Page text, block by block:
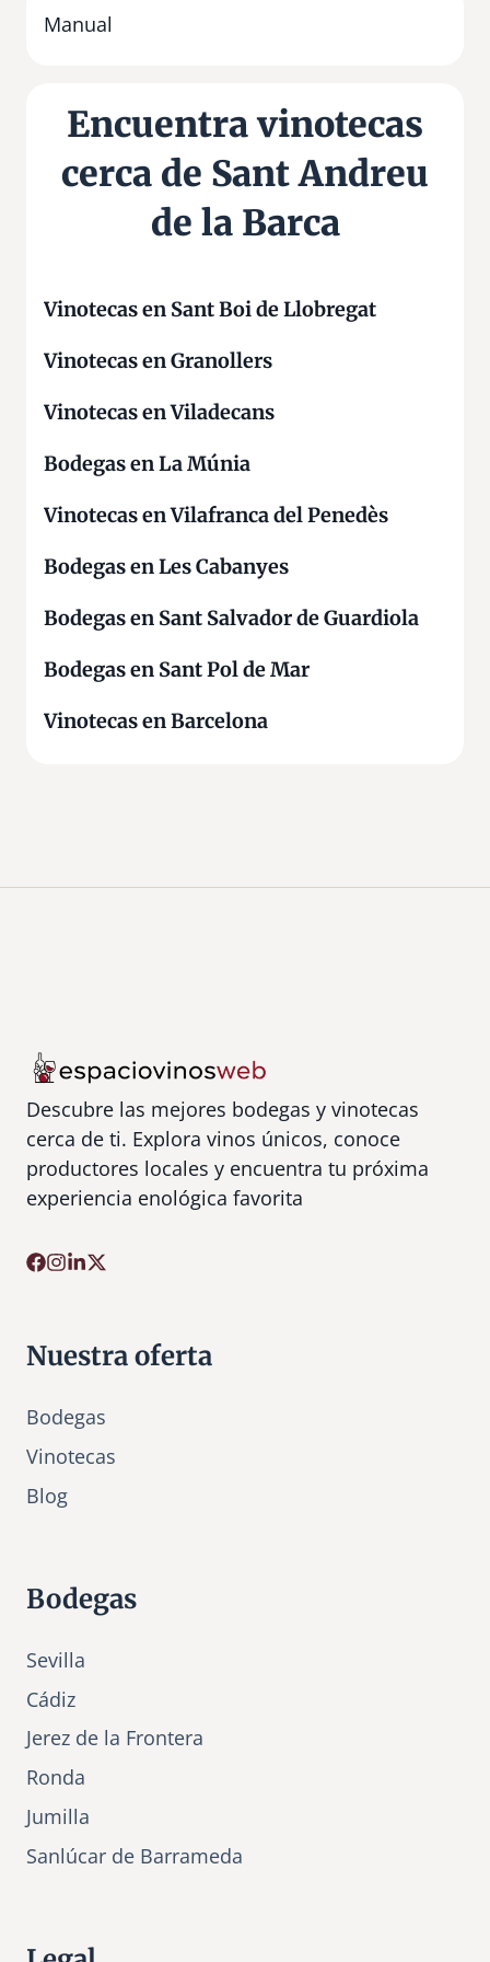
A
a
c
Manual
Encuentra vinotecas
cerca de Sant Andreu
de la Barca
Vinotecas en Sant Boi de Llobregat
Vinotecas en Granollers
Vinotecas en Viladecans
Bodegas en La Múnia
Vinotecas en Vilafranca del Penedès
Bodegas en Les Cabanyes
Bodegas en Sant Salvador de Guardiola
Bodegas en Sant Pol de Mar
Vinotecas en Barcelona
Descubre las mejores bodegas y vinotecas
cerca de ti. Explora vinos únicos, conoce
productores locales y encuentra tu próxima
experiencia enológica favorita
Nuestra oferta
Bodegas
Vinotecas
Blog
Bodegas
Sevilla
Cádiz
Jerez de la Frontera
Ronda
Jumilla
Sanlúcar de Barrameda